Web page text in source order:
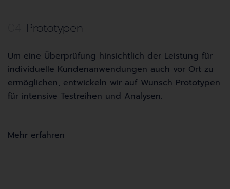
Prototypen
Um eine Überprüfung hinsichtlich der Leistung für
individuelle Kundenanwendungen auch vor Ort zu
ermöglichen, entwickeln wir auf Wunsch Prototypen
für intensive Testreihen und Analysen.
Mehr erfahren